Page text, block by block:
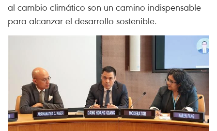
al cambio climático son un camino indispensable
para alcanzar el desarrollo sostenible.